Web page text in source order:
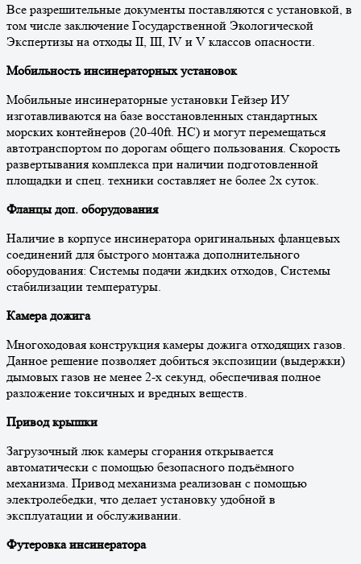
Все разрешительные документы поставляются с установкой, в
том числе заключение Государственной Экологической
Экспертизы на отходы II, III, IV и V классов опасности.
Мобильность инсинераторных установок
Мобильные инсинераторные установки Гейзер ИУ
изготавливаются на базе восстановленных стандартных
морских контейнеров (20-40ft. HC) и могут перемещаться
автотранспортом по дорогам общего пользования. Скорость
развертывания комплекса при наличии подготовленной
площадки и спец. техники составляет не более 2х суток.
Фланцы доп. оборудования
Наличие в корпусе инсинератора оригинальных фланцевых
соединений для быстрого монтажа дополнительного
оборудования: Системы подачи жидких отходов, Системы
стабилизации температуры.
Камера дожига
Многоходовая конструкция камеры дожига отходящих газов.
Данное решение позволяет добиться экспозиции (выдержки)
дымовых газов не менее 2-х секунд, обеспечивая полное
разложение токсичных и вредных веществ.
Привод крышки
Загрузочный люк камеры сгорания открывается
автоматически с помощью безопасного подъёмного
механизма. Привод механизма реализован с помощью
электролебедки, что делает установку удобной в
эксплуатации и обслуживании.
Футеровка инсинератора